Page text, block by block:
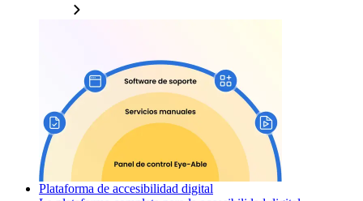
Plataforma de accesibilidad digital